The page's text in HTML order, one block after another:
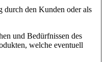
durch den Kunden oder als
und Bedürfnissen des
welche eventuell